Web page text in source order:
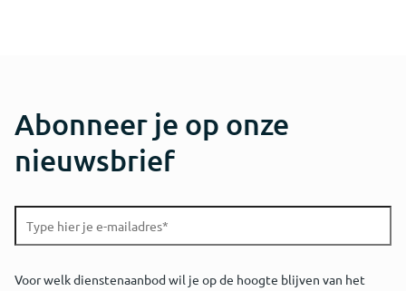
Abonneer je op onze
nieuwsbrief
Voor welk dienstenaanbod wil je op de hoogte blijven van het